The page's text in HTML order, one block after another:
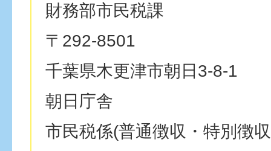
財務部市民税課
〒292-8501
千葉県木更津市朝日3-8-1
朝日庁舎
市民税係(普通徴収・特別徴